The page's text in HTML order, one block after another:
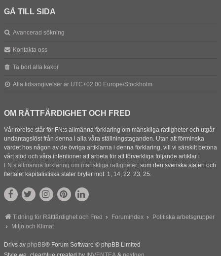
GÅ TILL SIDA
Avancerad sökning
Kontakta oss
Ta bort alla kakor
Alla tidsangivelser är UTC+02:00 Europe/Stockholm
OM RÄTTFÄRDIGHET OCH FRED
Vår rörelse står för FN:s allmänna förklaring om mänskliga rättigheter och utgår
undantagslöst från denna i alla våra ställningstaganden. Utan att förminska
värdet hos någon av de övriga artiklarna i denna förklaring, vill vi särskilt betona
vårt stöd och våra intentioner att arbeta för att förverkliga följande artiklar i
FN:s allmänna förklaring om mänskliga rättigheter, som den svenska staten och
flertalet kapitalistiska stater bryter mot: 1, 14, 22, 23, 25.
Tidning för Rättfärdighet och Fred Forumindex
Politiska arbetsgrupper
Miljö och Klimat
Drivs av phpBB® Forum Software © phpBB Limited